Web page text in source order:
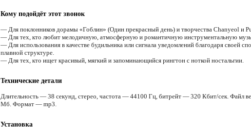
Кому подойдёт этот звонок
— Для поклонников дорамы «Гоблин» (Один прекрасный день) и творчества Chanyeol и
— Для тех, кто любит мелодичную, атмосферную и романтичную инструментальную
— Для использования в качестве будильника или сигнала уведомлений благодаря своей
плавной структуре.
— Для тех, кто ищет красивый, мягкий и запоминающийся рингтон с ноткой ностальгии.
Технические детали
Длительность — 38 секунд, стерео, частота — 44100 Гц, битрейт — 320 Кбит/сек. Файл
Мб. Формат — mp3.
Установка